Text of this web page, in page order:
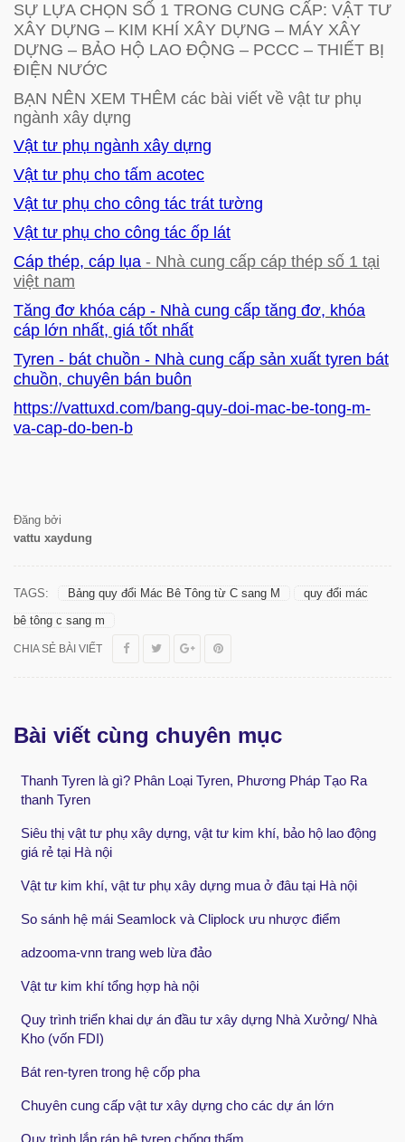
SỰ LỰA CHỌN SỐ 1 TRONG CUNG CẤP: VẬT TƯ
XÂY DỰNG – KIM KHÍ XÂY DỰNG – MÁY XÂY
DỰNG – BẢO HỘ LAO ĐỘNG – PCCC – THIẾT BỊ
ĐIỆN NƯỚC
BẠN NÊN XEM THÊM các bài viết về vật tư phụ
ngành xây dựng
Vật tư phụ ngành xây dựng
Vật tư phụ cho tấm acotec
Vật tư phụ cho công tác trát tường
Vật tư phụ cho công tác ốp lát
Cáp thép, cáp lụa - Nhà cung cấp cáp thép số 1 tại
việt nam
Tăng đơ khóa cáp - Nhà cung cấp tăng đơ, khóa
cáp lớn nhất, giá tốt nhất
Tyren - bát chuồn - Nhà cung cấp sản xuất tyren bát
chuồn, chuyên bán buôn
https://vattuxd.com/bang-quy-doi-mac-be-tong-m-
va-cap-do-ben-b
Đăng bởi
vattu xaydung
TAGS: Bảng quy đổi Mác Bê Tông từ C sang M
quy đổi mác
bê tông c sang m
CHIA SẺ BÀI VIẾT
Bài viết cùng chuyên mục
Thanh Tyren là gì? Phân Loại Tyren, Phương Pháp Tạo Ra
thanh Tyren
Siêu thị vật tư phụ xây dựng, vật tư kim khí, bảo hộ lao động
giá rẻ tại Hà nội
Vật tư kim khí, vật tư phụ xây dựng mua ở đâu tại Hà nội
So sánh hệ mái Seamlock và Cliplock ưu nhược điểm
adzooma-vnn trang web lừa đảo
Vật tư kim khí tổng hợp hà nội
Quy trình triển khai dự án đầu tư xây dựng Nhà Xưởng/ Nhà
Kho (vốn FDI)
Bát ren-tyren trong hệ cốp pha
Chuyên cung cấp vật tư xây dựng cho các dự án lớn
Quy trình lắp ráp hệ tyren chống thấm